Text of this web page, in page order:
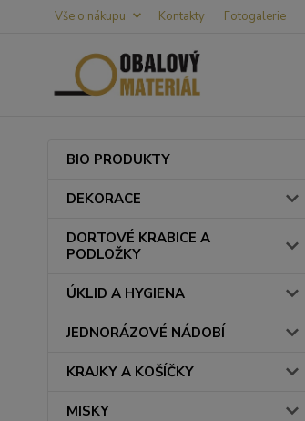
Vše o nákupu Kontakty Fotogalerie
BIO PRODUKTY
DEKORACE
DORTOVÉ KRABICE A
PODLOŽKY
ÚKLID A HYGIENA
JEDNORÁZOVÉ NÁDOBÍ
KRAJKY A KOŠÍČKY
MISKY